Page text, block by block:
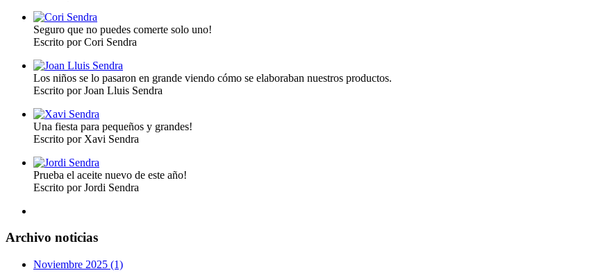
Seguro que no puedes comerte solo uno!
Escrito por Cori Sendra
Los niños se lo pasaron en grande viendo cómo se elaboraban nuestros productos.
Escrito por Joan Lluis Sendra
Una fiesta para pequeños y grandes!
Escrito por Xavi Sendra
Prueba el aceite nuevo de este año!
Escrito por Jordi Sendra
Archivo noticias
Noviembre 2025 (1)